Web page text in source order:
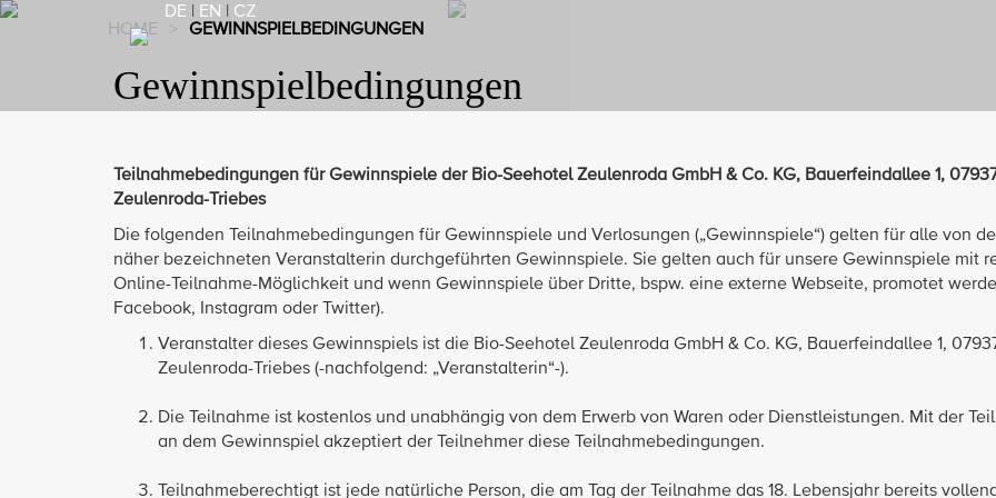
DE EN CZ
HOME > GEWINNSPIELBEDINGUNGEN
Gewinnspielbedingungen
Teilnahmebedingungen für Gewinnspiele der Bio-Seehotel Zeulenroda GmbH & Co. KG, Bauerfeindallee 1,
Zeulenroda-Triebes
Die folgenden Teilnahmebedingungen für Gewinnspiele und Verlosungen („Gewinnspiele“) gelten für alle von
näher bezeichneten Veranstalterin durchgeführten Gewinnspiele. Sie gelten auch für unsere Gewinnspiele mit
Online-Teilnahme-Möglichkeit und wenn Gewinnspiele über Dritte, bspw. eine externe Webseite, promotet
Facebook, Instagram oder Twitter).
Veranstalter dieses Gewinnspiels ist die Bio-Seehotel Zeulenroda GmbH & Co. KG, Bauerfeindallee 1,
Zeulenroda-Triebes (-nachfolgend: „Veranstalterin“-).
Die Teilnahme ist kostenlos und unabhängig von dem Erwerb von Waren oder Dienstleistungen. Mit der
an dem Gewinnspiel akzeptiert der Teilnehmer diese Teilnahmebedingungen.
Teilnahmeberechtigt ist jede natürliche Person, die am Tag der Teilnahme das 18. Lebensjahr bereits